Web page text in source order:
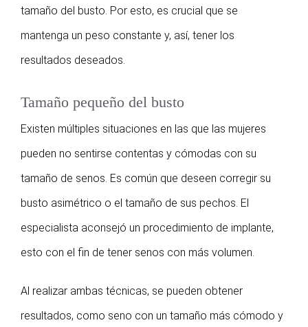
tamaño del busto. Por esto, es crucial que se
mantenga un peso constante y, así, tener los
resultados deseados.
Tamaño pequeño del busto
Existen múltiples situaciones en las que las mujeres
pueden no sentirse contentas y cómodas con su
tamaño de senos. Es común que deseen corregir su
busto asimétrico o el tamaño de sus pechos. El
especialista aconsejó un procedimiento de implante,
esto con el fin de tener senos con más volumen.
Al realizar ambas técnicas, se pueden obtener
resultados, como seno con un tamaño más cómodo y